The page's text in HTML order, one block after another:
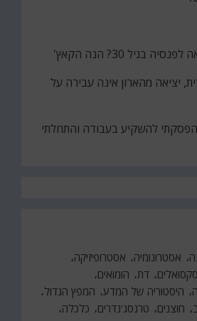
בגיל 30? הנה הקאץ'
יציאה מהארון אינה עבירה על
הפסקתי להשקיע בעבודה והתחלתי
אסטרונומיה
אסטרופיזיקה
דת הומואים
היסטוריה של המדע המפץ הגדול
חוצנים טרנסג'נדרים
כלכלה